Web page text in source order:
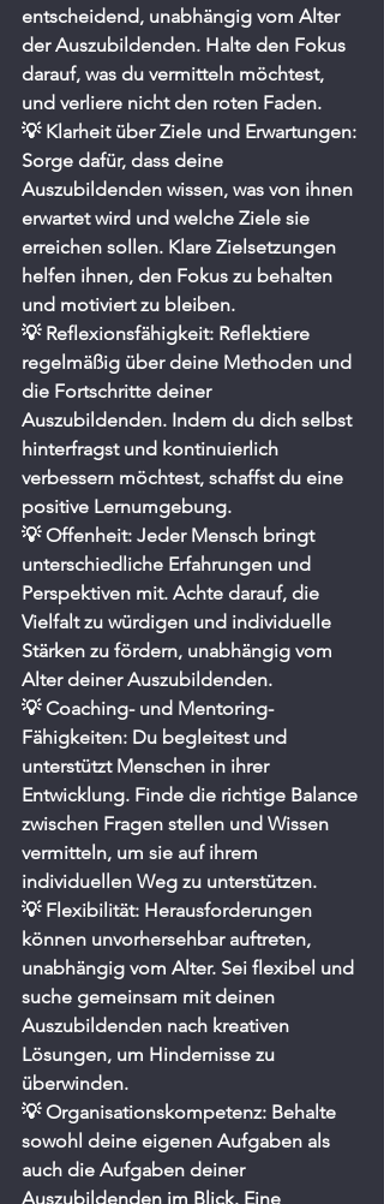
entscheidend, unabhängig vom Alter
der Auszubildenden. Halte den Fokus
darauf, was du vermitteln möchtest,
und verliere nicht den roten Faden.
💡 Klarheit über Ziele und Erwartungen:
Sorge dafür, dass deine
Auszubildenden wissen, was von ihnen
erwartet wird und welche Ziele sie
erreichen sollen. Klare Zielsetzungen
helfen ihnen, den Fokus zu behalten
und motiviert zu bleiben.
💡 Reflexionsfähigkeit: Reflektiere
regelmäßig über deine Methoden und
die Fortschritte deiner
Auszubildenden. Indem du dich selbst
hinterfragst und kontinuierlich
verbessern möchtest, schaffst du eine
positive Lernumgebung.
💡 Offenheit: Jeder Mensch bringt
unterschiedliche Erfahrungen und
Perspektiven mit. Achte darauf, die
Vielfalt zu würdigen und individuelle
Stärken zu fördern, unabhängig vom
Alter deiner Auszubildenden.
💡 Coaching- und Mentoring-
Fähigkeiten: Du begleitest und
unterstützt Menschen in ihrer
Entwicklung. Finde die richtige Balance
zwischen Fragen stellen und Wissen
vermitteln, um sie auf ihrem
individuellen Weg zu unterstützen.
💡 Flexibilität: Herausforderungen
können unvorhersehbar auftreten,
unabhängig vom Alter. Sei flexibel und
suche gemeinsam mit deinen
Auszubildenden nach kreativen
Lösungen, um Hindernisse zu
überwinden.
💡 Organisationskompetenz: Behalte
sowohl deine eigenen Aufgaben als
auch die Aufgaben deiner
Auszubildenden im Blick. Eine